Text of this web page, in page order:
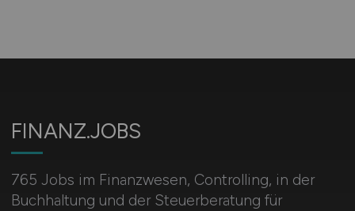
FINANZ.JOBS
765 Jobs im Finanzwesen, Controlling, in der
Buchhaltung und der Steuerberatung für